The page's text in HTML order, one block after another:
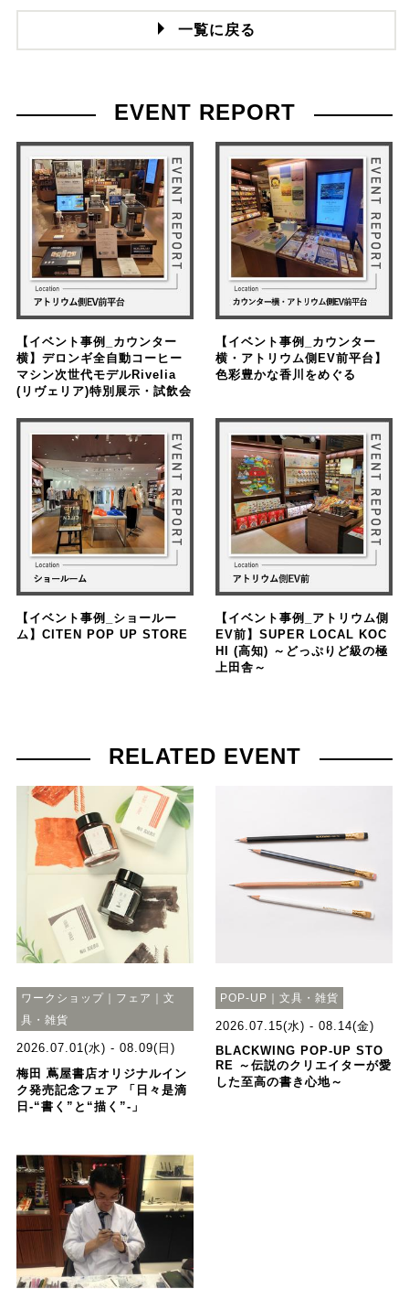
一覧に戻る
EVENT REPORT
【イベント事例_カウンター
横】デロンギ全自動コーヒー
マシン次世代モデルRivelia
(リヴェリア)特別展示・試飲会
【イベント事例_カウンター
横・アトリウム側EV前平台】
色彩豊かな香川をめぐる
【イベント事例_ショールー
ム】CITEN POP UP STORE
【イベント事例_アトリウム側
EV前】SUPER LOCAL KOC
HI (高知) ～どっぷりど級の極
上田舎～
RELATED EVENT
ワークショップ｜フェア｜文
具・雑貨
2026.07.01(水) - 08.09(日)
梅田 蔦屋書店オリジナルイン
ク発売記念フェア 「日々是滴
日-“書く”と“描く”-」
POP-UP｜文具・雑貨
2026.07.15(水) - 08.14(金)
BLACKWING POP-UP STO
RE ～伝説のクリエイターが愛
した至高の書き心地～